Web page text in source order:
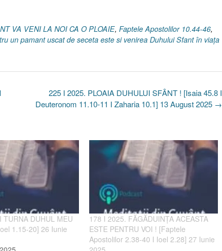
VA VENI LA NOI CA O PLOAIE, Faptele Apostolilor 10.44-46,
un pamant uscat de seceta este si venirea Duhului Sfant în viața
225 I 2025. PLOAIA DUHULUI SFÂNT ! [Isaia 45.8 I
Deuteronom 11.10-11 I Zaharia 10.1] 13 August 2025 →
TURNA DUHUL MEU
1.15-20] 26 Iunie
178 I 2025. FĂGĂDUINȚA ACEASTA
ESTE PENTRU VOI ! [Faptele
Apostolilor 2.38-40 I Ioel 2.28] 27 Iunie